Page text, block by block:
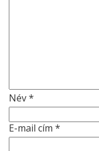
Név*
E-mail cím *